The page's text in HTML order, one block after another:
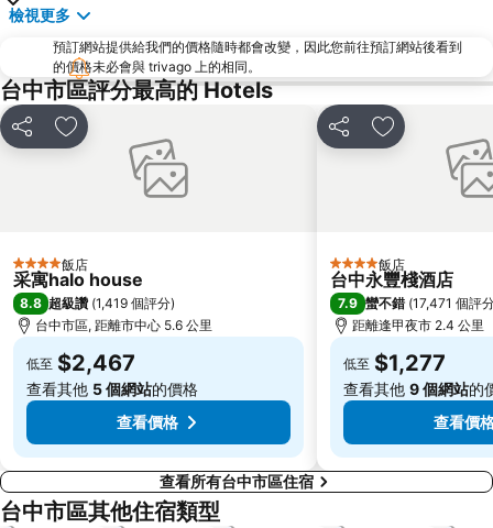
三義木雕博物館
台中中華夜市
水里火車站
埔里酒廠
后豐鐵馬道
台中國立美術館
中台禪寺
八卦山大佛風景區
Taichung International Airport
檢視更多
預訂網站提供給我們的價格隨時都會改變，因此您前往預訂網站後看到
的價格未必會與 trivago 上的相同。
台中市區評分最高的 Hotels
分享 加入我的最愛
4 星級 飯店
采寓halo house
8.8 超級讚 (1,419 個評分)
台中市區, 距離市中心 5.6 公里
低至 $2,467
查看其他 5 個網站的價格
查看價格
分享 加入我的最愛
4 星級 飯店
台中永豐棧酒店
7.9 蠻不錯 (17,471 個評
距離逢甲夜市 2.4 公里
低至 $1,277
查看其他 9 個網站的
查看價
查看所有台中市區住宿
台中市區其他住宿類型